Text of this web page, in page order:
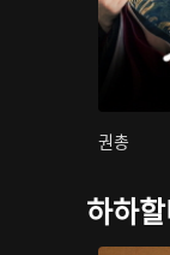
권총
하하